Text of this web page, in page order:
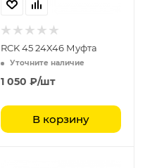
RCK 45 24X46 Муфта
Уточните наличие
1 050 ₽/шт
В корзину